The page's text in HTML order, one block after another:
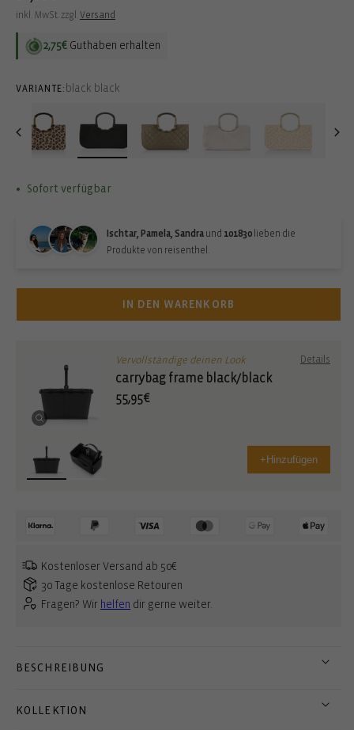
Preis
inkl. MwSt. zzgl. Versand
2,75€ Guthaben erhalten
VARIANTE: black black
Sofort verfügbar
Ischtar, Pamela, Sandra und 101830 lieben die
Produkte von reisenthel.
IN DEN WARENKORB
Vervollständige deinen Look Details
carrybag frame black/black
55,95€
+ Hinzufügen
Kostenloser Versand ab 50€
30 Tage kostenlose Retouren
Fragen? Wir helfen dir gerne weiter.
BESCHREIBUNG
KOLLEKTION